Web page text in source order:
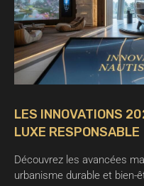
LES INNOVATIONS
LUXE RESPONSABLE
Découvrez les avancées
urbanisme durable et bien-